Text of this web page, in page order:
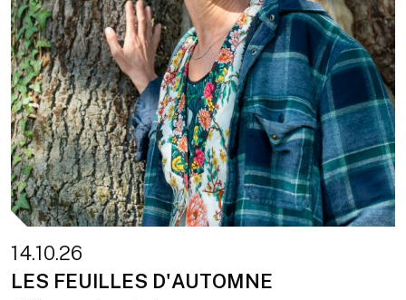
14.10.26
LES FEUILLES D'AUTOMNE